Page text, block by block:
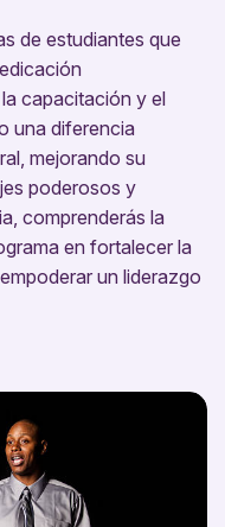
de estudiantes que
capacitación y el
una diferencia
mejorando su
poderosos y
comprenderás la
en fortalecer la
un liderazgo